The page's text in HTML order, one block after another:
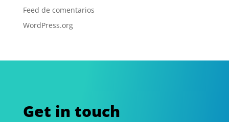
Feed de comentarios
WordPress.org
Get in touch